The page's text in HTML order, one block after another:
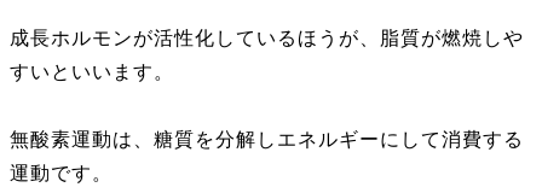
成長ホルモンが活性化しているほうが、脂質が燃焼しや
すいといいます。
無酸素運動は、糖質を分解しエネルギーにして消費する
運動です。